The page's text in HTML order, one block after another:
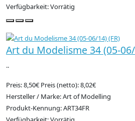
Verfügbarkeit: Vorrätig
Art du Modelisme 34 (05-06/
..
Preis: 8,50€ Preis (netto): 8,02€
Hersteller / Marke: Art of Modelling
Produkt-Kennung: ART34FR